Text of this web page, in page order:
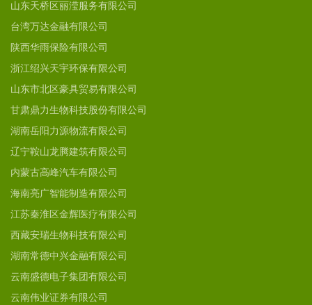
山东天桥区丽滢服务有限公司
台湾万达金融有限公司
陕西华雨保险有限公司
浙江绍兴天宇环保有限公司
山东市北区豪具贸易有限公司
甘肃鼎力生物科技股份有限公司
湖南岳阳力源物流有限公司
辽宁鞍山龙腾建筑有限公司
内蒙古高峰汽车有限公司
海南亮广智能制造有限公司
江苏秦淮区金辉医疗有限公司
西藏安瑞生物科技有限公司
湖南常德中兴金融有限公司
云南盛德电子集团有限公司
云南伟业证券有限公司